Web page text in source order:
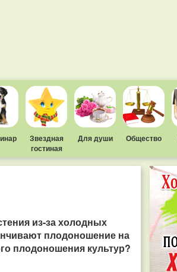
Звездная
гостиная
Для души Общество
из-за холодных
плодоношение на
плодоношения культур?